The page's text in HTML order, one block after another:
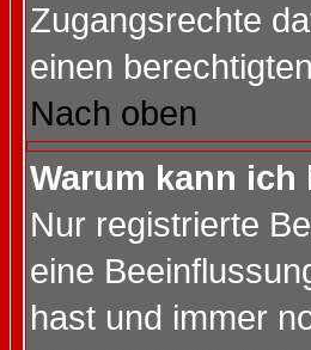
Zugangsrechte
einen
Nach oben
Warum kann
Nur registrierte
eine
hast und immer